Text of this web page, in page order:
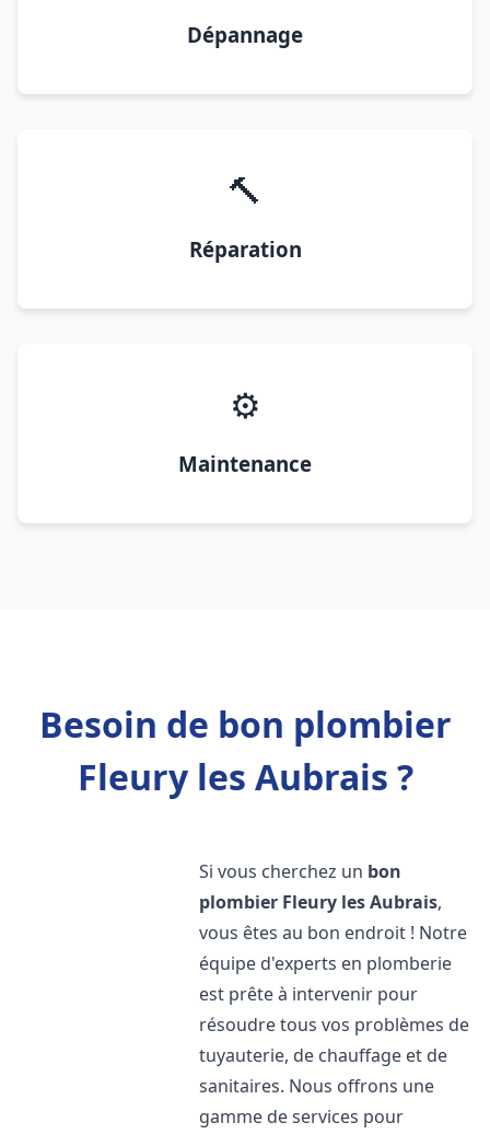
Dépannage
🔨
Réparation
⚙️
Maintenance
Besoin de bon plombier
Fleury les Aubrais ?
Si vous cherchez un bon
plombier Fleury les Aubrais,
vous êtes au bon endroit ! Notre
équipe d'experts en plomberie
est prête à intervenir pour
résoudre tous vos problèmes de
tuyauterie, de chauffage et de
sanitaires. Nous offrons une
gamme de services pour